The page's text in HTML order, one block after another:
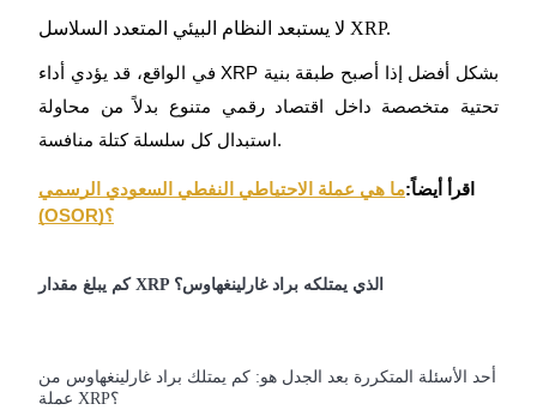
لا يستبعد النظام البيئي المتعدد السلاسل XRP.
في الواقع، قد يؤدي أداء XRP بشكل أفضل إذا أصبح طبقة بنية
تحتية متخصصة داخل اقتصاد رقمي متنوع بدلاً من محاولة
استبدال كل سلسلة كتلة منافسة.
اقرأ أيضاً:ما هي عملة الاحتياطي النفطي السعودي الرسمي
(OSOR)؟
كم يبلغ مقدار XRP الذي يمتلكه براد غارلينغهاوس؟
أحد الأسئلة المتكررة بعد الجدل هو: كم يمتلك براد غارلينغهاوس من
عملة XRP؟